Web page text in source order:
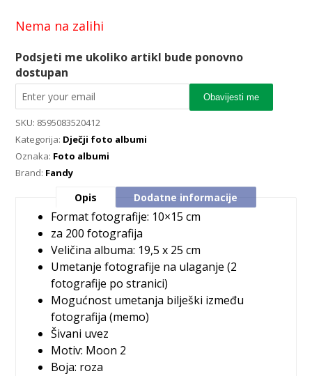
Nema na zalihi
Podsjeti me ukoliko artikl bude ponovno
dostupan
Obavijesti me
SKU: 8595083520412
Kategorija: Dječji foto albumi
Oznaka: Foto albumi
Brand: Fandy
Opis Dodatne informacije
Format fotografije: 10×15 cm
za 200 fotografija
Veličina albuma: 19,5 x 25 cm
Umetanje fotografije na ulaganje (2
fotografije po stranici)
Mogućnost umetanja bilješki između
fotografija (memo)
Šivani uvez
Motiv: Moon 2
Boja: roza